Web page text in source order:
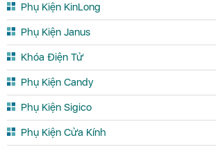
Phụ Kiện KinLong
Phụ Kiện Janus
Khóa Điện Tử
Phụ Kiện Candy
Phụ Kiện Sigico
Phụ Kiện Cửa Kính